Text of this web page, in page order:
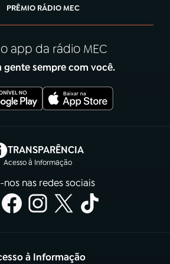
PRÊMIO RÁDIO MEC
app da rádio MEC
gente sempre com você.
TRANSPARÊNCIA
Acesso à Informação
(abre em nova aba)
nos nas redes sociais
à Informação